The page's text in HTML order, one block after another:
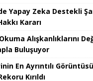
Yapay Zeka Destekli
Kararı
Alışkanlıklarını
Buluşuyor
En Ayrıntılı
Kırıldı